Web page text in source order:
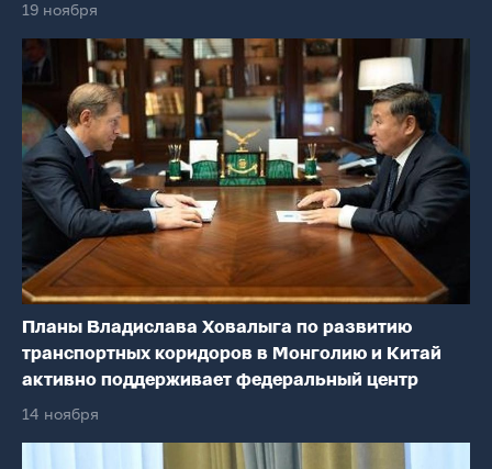
19 ноября
Планы Владислава Ховалыга по развитию
транспортных коридоров в Монголию и Китай
активно поддерживает федеральный центр
14 ноября